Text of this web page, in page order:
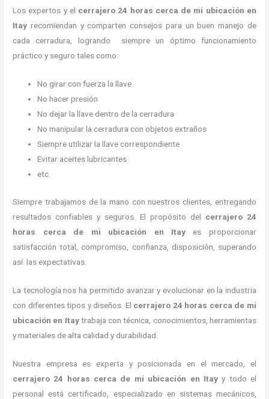
Los expertos y el cerrajero 24 horas cerca de mi ubicación en
Itay recomiendan y comparten consejos para un buen manejo de
cada cerradura, logrando siempre un óptimo funcionamiento
práctico y seguro tales como:
No girar con fuerza la llave
No hacer presión
No dejar la llave dentro de la cerradura
No manipular la cerradura con objetos extraños
Siempre utilizar la llave correspondiente
Evitar aceites lubricantes
etc.
Siempre trabajamos de la mano con nuestros clientes, entregando
resultados confiables y seguros. El propósito del cerrajero 24
horas cerca de mi ubicación en Itay es proporcionar
satisfacción total, compromiso, confianza, disposición, superando
así las expectativas.
La tecnología nos ha permitido avanzar y evolucionar en la industria
con diferentes tipos y diseños. El cerrajero 24 horas cerca de mi
ubicación en Itaytrabaja con técnica, conocimientos, herramientas
y materiales de alta calidad y durabilidad.
Nuestra empresa es experta y posicionada en el mercado, el
cerrajero 24 horas cerca de mi ubicación en Itayy todo el
personal está certificado, especializado en sistemas mecánicos,